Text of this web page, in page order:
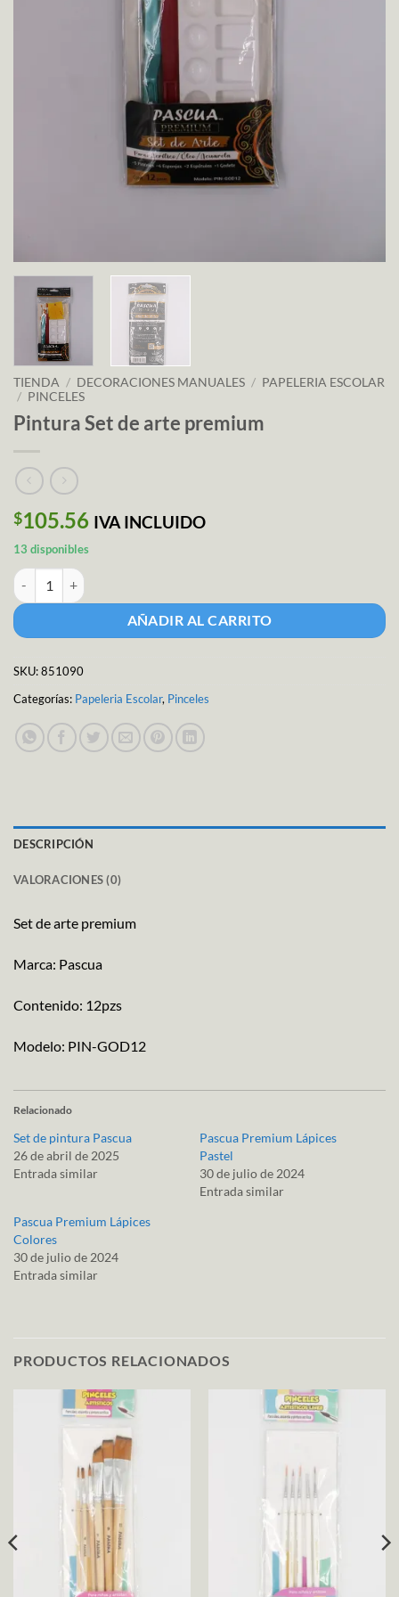
TIENDA / DECORACIONES MANUALES / PAPELERIA ESCOLAR
/ PINCELES
Pintura Set de arte premium
$105.56 IVA INCLUIDO
13 disponibles
Pintura Set de arte premium cantidad
AÑADIR AL CARRITO
SKU:851090
Categorías: Papeleria Escolar, Pinceles
DESCRIPCIÓN
VALORACIONES (0)
Set de arte premium
Marca: Pascua
Contenido: 12pzs
Modelo: PIN-GOD12
Relacionado
Set de pintura Pascua
26 de abril de 2025
Entrada similar
Pascua Premium Lápices
Pastel
30 de julio de 2024
Entrada similar
Pascua Premium Lápices
Colores
30 de julio de 2024
Entrada similar
PRODUCTOS RELACIONADOS